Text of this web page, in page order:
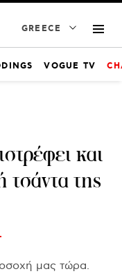
GREECE
VOGUE TV
και
τσάντα της
μας τώρα.